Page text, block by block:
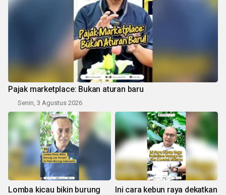
Pajak marketplace: Bukan aturan baru
Senin, 3 Agustus 2026
Lomba kicau bikin burung
Ini cara kebun raya dekatkan